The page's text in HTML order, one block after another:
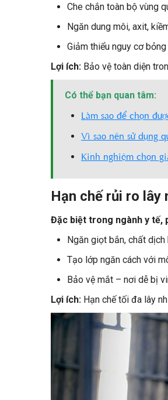
Che chắn toàn bộ vùng
Ngăn dung môi, axit,
Giảm thiểu nguy cơ
Lợi ích: Bảo vệ toàn diện
Có thể bạn quan tâm:
Làm sao để chọn
Vì sao nên sử dụng
Kinh nghiệm chọn
Hạn chế rủi ro lây
Đặc biệt trong ngành y tế,
Ngăn giọt bắn, chất
Tạo lớp ngăn cách với
Bảo vệ mắt – nơi dễ bị
Lợi ích: Hạn chế tối đa lây